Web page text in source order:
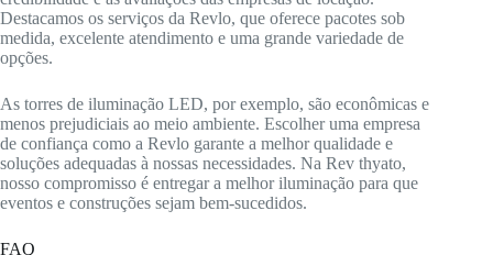
Destacamos os serviços da Revlo, que oferece pacotes sob
medida, excelente atendimento e uma grande variedade de
opções.
As torres de iluminação LED, por exemplo, são econômicas e
menos prejudiciais ao meio ambiente. Escolher uma empresa
de confiança como a Revlo garante a melhor qualidade e
soluções adequadas à nossas necessidades. Na Rev thyato,
nosso compromisso é entregar a melhor iluminação para que
eventos e construções sejam bem-sucedidos.
FAQ